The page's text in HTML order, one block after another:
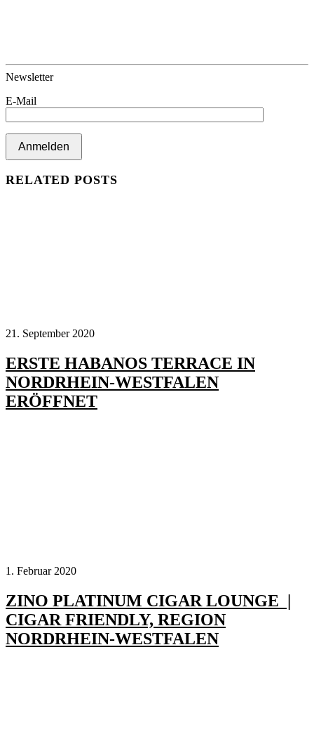
Newsletter
E-Mail
RELATED POSTS
21. September 2020
ERSTE HABANOS TERRACE IN
NORDRHEIN-WESTFALEN
ERÖFFNET
1. Februar 2020
ZINO PLATINUM CIGAR LOUNGE |
CIGAR FRIENDLY, REGION
NORDRHEIN-WESTFALEN